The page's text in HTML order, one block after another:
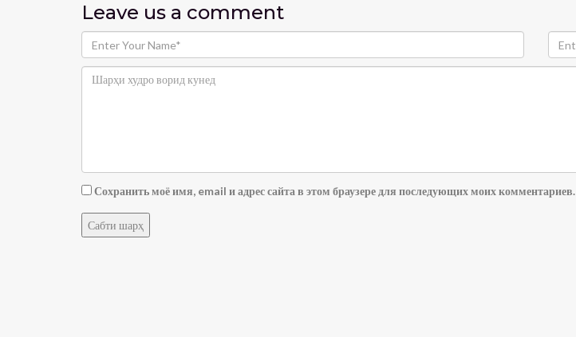
Leave us a comment
Сохранить моё имя, email и адрес сайта в этом браузере для последующих моих комментариев.